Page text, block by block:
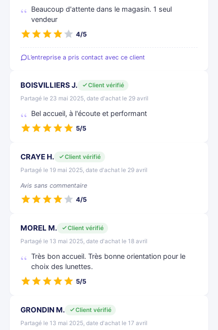
Beaucoup d'attente dans le magasin. 1 seul
vendeur
4/5
L’entreprise a pris contact avec ce client
BOISVILLIERS J.
Client vérifié
Partagé le 23 mai 2025, date d'achat le 29 avril
Bel accueil, à l'écoute et performant
5/5
CRAYE H.
Client vérifié
Partagé le 19 mai 2025, date d'achat le 29 avril
Avis sans commentaire
4/5
MOREL M.
Client vérifié
Partagé le 13 mai 2025, date d'achat le 18 avril
Très bon accueil. Très bonne orientation pour le
choix des lunettes.
5/5
GRONDIN M.
Client vérifié
Partagé le 13 mai 2025, date d'achat le 17 avril